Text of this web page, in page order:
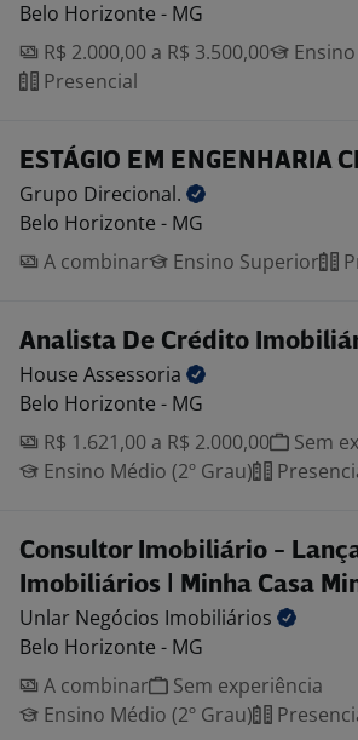
Belo Horizonte - MG
R$ 2.000,00 a R$ 3.500,00
Presencial
ESTÁGIO EM ENGENHARIA
Grupo Direcional.
Belo Horizonte - MG
A combinar
Ensino Superior
Analista De Crédito
House Assessoria
Belo Horizonte - MG
R$ 1.621,00 a R$ 2.000,00
Sem
Ensino Médio (2º Grau)
Consultor Imobiliário -
Imobiliários | Minha Casa
Unlar Negócios Imobiliários
Belo Horizonte - MG
A combinar
Sem experiência
Ensino Médio (2º Grau)